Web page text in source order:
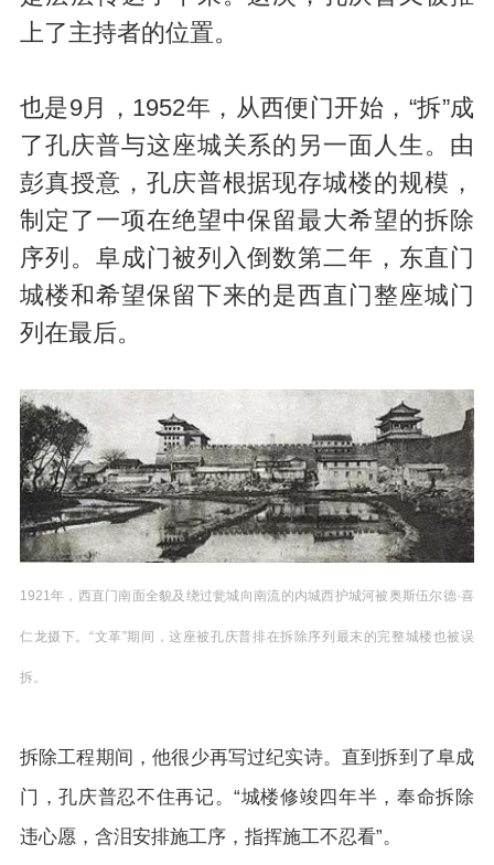
上了主持者的位置。
也是9月，1952年，从西便门开始，“拆”成
了孔庆普与这座城关系的另一面人生。由
彭真授意，孔庆普根据现存城楼的规模，
制定了一项在绝望中保留最大希望的拆除
序列。阜成门被列入倒数第二年，东直门
城楼和希望保留下来的是西直门整座城门
列在最后。
1921年，西直门南面全貌及绕过瓮城向南流的内城西护城河被奥斯伍尔德·喜
仁龙摄下。“文革”期间，这座被孔庆普排在拆除序列最末的完整城楼也被误
拆。
拆除工程期间，他很少再写过纪实诗。直到拆到了阜成
门，孔庆普忍不住再记。“城楼修竣四年半，奉命拆除
违心愿，含泪安排施工序，指挥施工不忍看”。